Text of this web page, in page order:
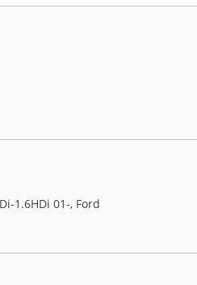
1.6HDi 01-, Ford